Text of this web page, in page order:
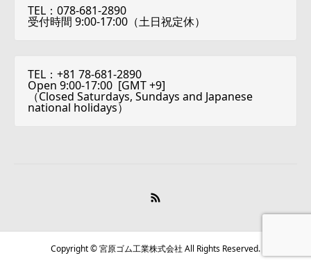
TEL：078-681-2890
受付時間 9:00-17:00（土日祝定休）
TEL：+81 78-681-2890
Open 9:00-17:00 [GMT +9]
（Closed Saturdays, Sundays and Japanese
national holidays）
Copyright © 宮原ゴム工業株式会社 All Rights Reserved.